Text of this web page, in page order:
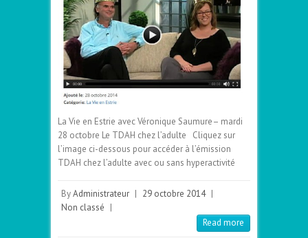
La Vie en Estrie avec Véronique Saumure– mardi
28 octobre Le TDAH chez l’adulte Cliquez sur
l’image ci-dessous pour accéder à l’émission
TDAH chez l’adulte avec ou sans hyperactivité
ByAdministrateur | 29 octobre 2014 |
Non classé |
Read more